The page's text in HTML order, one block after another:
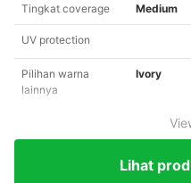
Tingkat coverage Medium
UV protection
Pilihan warna
lainnya
Ivory
Lihat